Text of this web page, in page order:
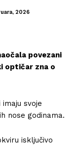
2026
povezani
optičar zna o
svoje
nose godinama.
isključivo